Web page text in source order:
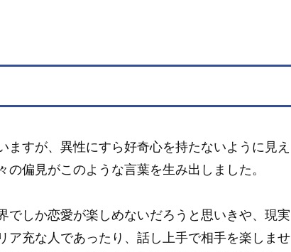
ますが、異性にすら好奇心を持たないように見え
偏見がこのような言葉を生み出しました。
でしか恋愛が楽しめないだろうと思いきや、現実
ア充な人であったり、話し上手で相手を楽しませ